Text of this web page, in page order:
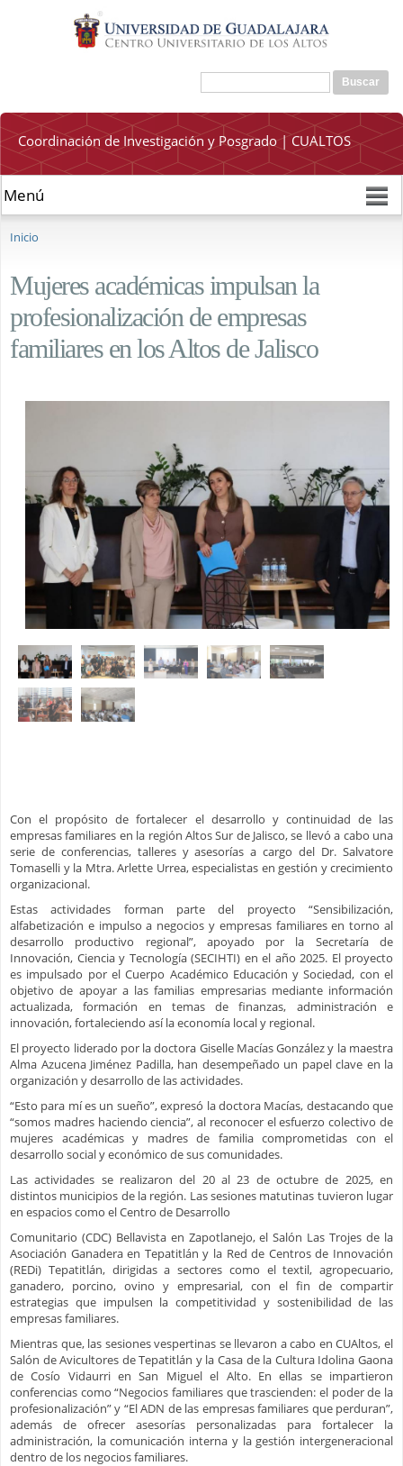
contenido
principal
Formulario de búsqueda
Buscar
Coordinación de Investigación y Posgrado | CUALTOS
Se encuentra usted aquí
Inicio
Mujeres académicas impulsan la
profesionalización de empresas
familiares en los Altos de Jalisco
Con el propósito de fortalecer el desarrollo y continuidad de las
empresas familiares en la región Altos Sur de Jalisco, se llevó a cabo una
serie de conferencias, talleres y asesorías a cargo del Dr. Salvatore
Tomaselli y la Mtra. Arlette Urrea, especialistas en gestión y crecimiento
organizacional.
Estas actividades forman parte del proyecto “Sensibilización,
alfabetización e impulso a negocios y empresas familiares en torno al
desarrollo productivo regional”, apoyado por la Secretaría de
Innovación, Ciencia y Tecnología (SECIHTI) en el año 2025. El proyecto
es impulsado por el Cuerpo Académico Educación y Sociedad, con el
objetivo de apoyar a las familias empresarias mediante información
actualizada, formación en temas de finanzas, administración e
innovación, fortaleciendo así la economía local y regional.
El proyecto liderado por la doctora Giselle Macías González y la maestra
Alma Azucena Jiménez Padilla, han desempeñado un papel clave en la
organización y desarrollo de las actividades.
“Esto para mí es un sueño”, expresó la doctora Macías, destacando que
“somos madres haciendo ciencia”, al reconocer el esfuerzo colectivo de
mujeres académicas y madres de familia comprometidas con el
desarrollo social y económico de sus comunidades.
Las actividades se realizaron del 20 al 23 de octubre de 2025, en
distintos municipios de la región. Las sesiones matutinas tuvieron lugar
en espacios como el Centro de Desarrollo
Comunitario (CDC) Bellavista en Zapotlanejo, el Salón Las Trojes de la
Asociación Ganadera en Tepatitlán y la Red de Centros de Innovación
(REDi) Tepatitlán, dirigidas a sectores como el textil, agropecuario,
ganadero, porcino, ovino y empresarial, con el fin de compartir
estrategias que impulsen la competitividad y sostenibilidad de las
empresas familiares.
Mientras que, las sesiones vespertinas se llevaron a cabo en CUAltos, el
Salón de Avicultores de Tepatitlán y la Casa de la Cultura Idolina Gaona
de Cosío Vidaurri en San Miguel el Alto. En ellas se impartieron
conferencias como “Negocios familiares que trascienden: el poder de la
profesionalización” y “El ADN de las empresas familiares que perduran”,
además de ofrecer asesorías personalizadas para fortalecer la
administración, la comunicación interna y la gestión intergeneracional
dentro de los negocios familiares.